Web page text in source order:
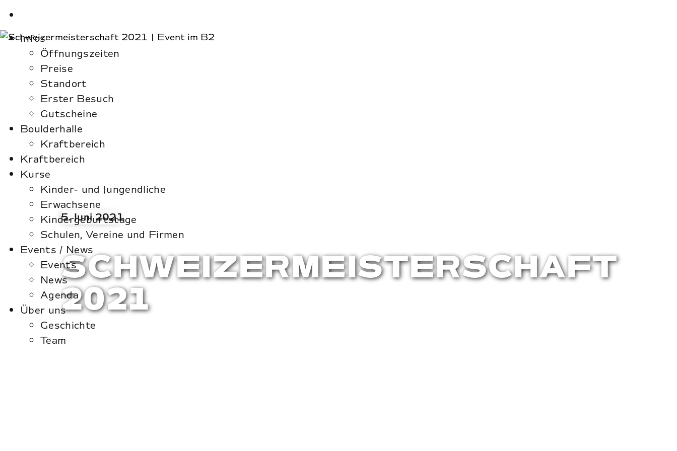
Infos
Öffnungszeiten
Preise
Standort
Erster Besuch
Gutscheine
Boulderhalle
Kraftbereich
Kraftbereich
Kurse
Kinder- und Jungendliche
Erwachsene
Kindergeburtstage
Schulen, Vereine und Firmen
Events / News
Events
News
Agenda
Über uns
Geschichte
Team
5. Juni 2021
SCHWEIZERMEISTERSCHAFT
2021